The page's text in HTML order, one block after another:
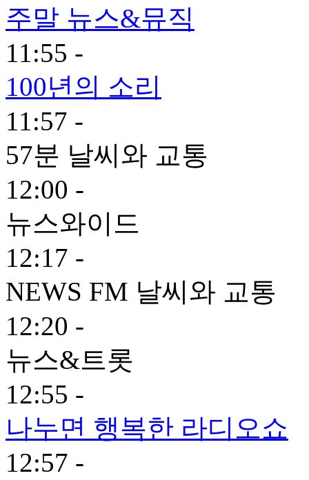
주말 뉴스&뮤직
11:55 -
100년의 소리
11:57 -
57분 날씨와 교통
12:00 -
뉴스와이드
12:17 -
NEWS FM 날씨와 교통
12:20 -
뉴스&트롯
12:55 -
나누면 행복한 라디오쇼
12:57 -